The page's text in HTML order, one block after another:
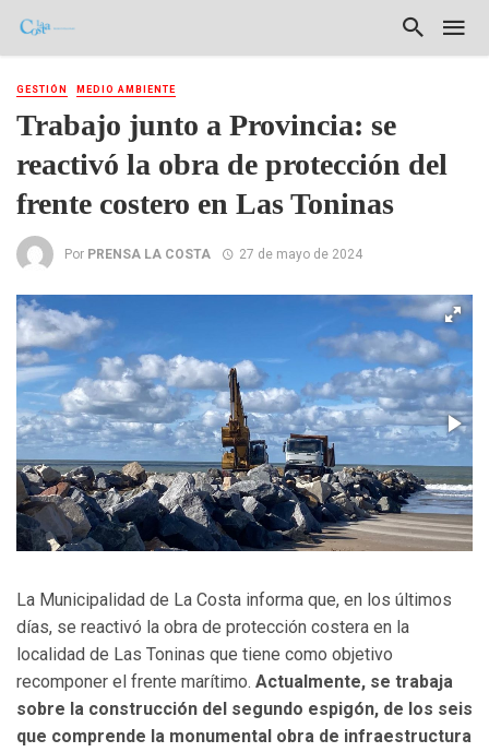
GESTIÓN MEDIO AMBIENTE
Trabajo junto a Provincia: se
reactivó la obra de protección del
frente costero en Las Toninas
Por PRENSA LA COSTA 27 de mayo de 2024
La Municipalidad de La Costa informa que, en los últimos
días, se reactivó la obra de protección costera en la
localidad de Las Toninas que tiene como objetivo
recomponer el frente marítimo. Actualmente, se trabaja
sobre la construcción del segundo espigón, de los seis
que comprende la monumental obra de infraestructura